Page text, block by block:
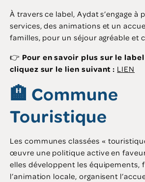
À travers ce label, Aydat s’engage à
services, des animations et un
familles, pour un séjour agréable et
👉 Pour en savoir plus sur le
cliquez sur le lien suivant : LIEN
🏨 Commune
Touristique
Les communes classées «
œuvre une politique active en
elles développent les équipements,
l’animation locale, organisent